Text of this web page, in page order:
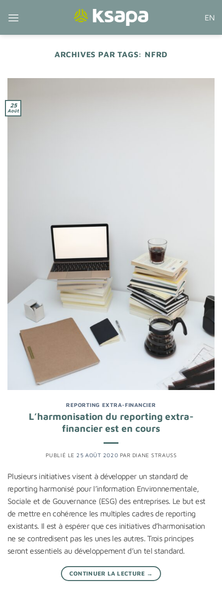
EN
ARCHIVES PAR TAGS: NFRD
25
Août
REPORTING EXTRA-FINANCIER
L’harmonisation du reporting extra-
financier est en cours
PUBLIÉ LE 25 AOÛT 2020 PAR DIANE STRAUSS
Plusieurs initiatives visent à développer un standard de
reporting harmonisé pour l’information Environnementale,
Sociale et de Gouvernance (ESG) des entreprises. Le but est
de mettre en cohérence les multiples cadres de reporting
existants. Il est à espérer que ces initiatives d’harmonisation
ne se contredisent pas les unes les autres. Trois principes
seront essentiels au développement d’un tel standard.
CONTINUER LA LECTURE →